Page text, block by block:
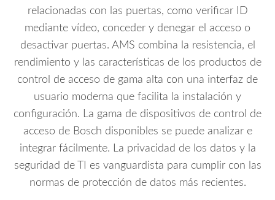
relacionadas con las puertas, como verificar ID
mediante vídeo, conceder y denegar el acceso o
desactivar puertas. AMS combina la resistencia, el
rendimiento y las características de los productos de
control de acceso de gama alta con una interfaz de
usuario moderna que facilita la instalación y
configuración. La gama de dispositivos de control de
acceso de Bosch disponibles se puede analizar e
integrar fácilmente. La privacidad de los datos y la
seguridad de TI es vanguardista para cumplir con las
normas de protección de datos más recientes.